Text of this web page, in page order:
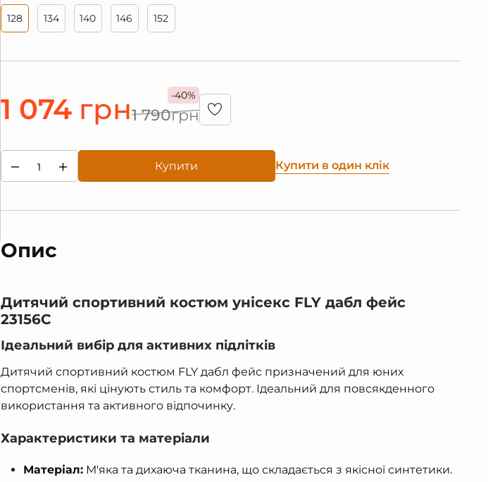
128
134 140 146 152
-40%
1 074 грн1 790грн
− + Купити Купити в один клік
Опис
Дитячий спортивний костюм унісекс FLY дабл фейс
23156С
Ідеальний вибір для активних підлітків
Дитячий спортивний костюм FLY дабл фейс призначений для юних
спортсменів, які цінують стиль та комфорт. Ідеальний для повсякденного
використання та активного відпочинку.
Характеристики та матеріали
Матеріал:М'яка та дихаюча тканина, що складається з якісної синтетики.